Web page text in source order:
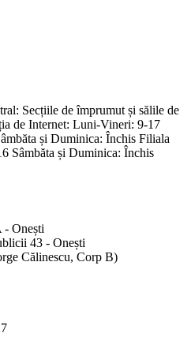
Secțiile de împrumut și sălile de
de Internet: Luni-Vineri: 9-17
și Duminica: Închis Filiala
Sâmbăta și Duminica: Închis
- Onești
43 - Onești
Călinescu, Corp B)